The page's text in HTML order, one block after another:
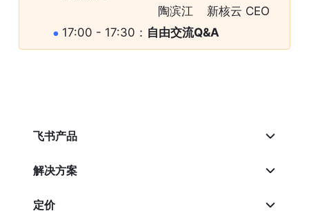
                               陶滨江    新核云 CEO
17:00 - 17:30： 自由交流Q&A
飞书产品
解决方案
定价